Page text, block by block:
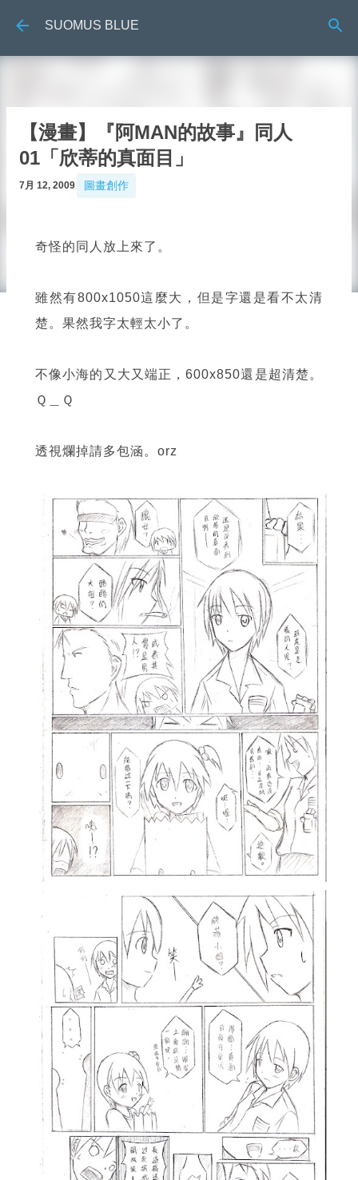
SUOMUS BLUE
【漫畫】『阿MAN的故事』同人
01「欣蒂的真面目」
7月 12, 2009 圖畫創作
奇怪的同人放上來了。
雖然有800x1050這麼大，但是字還是看不太清
楚。果然我字太輕太小了。
不像小海的又大又端正，600x850還是超清楚。
Ｑ＿Ｑ
透視爛掉請多包涵。orz